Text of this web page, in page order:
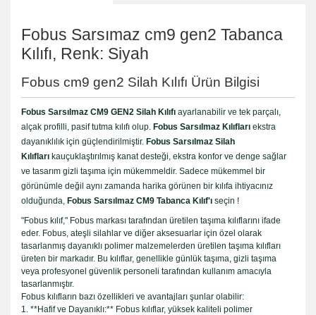
Fobus Sarsımaz cm9 gen2 Tabanca
Kılıfı, Renk: Siyah
Fobus cm9 gen2 Silah Kılıfı Ürün Bilgisi
Fobus Sarsılmaz CM9 GEN2 Silah Kılıfı ayarlanabilir ve tek parçalı,
alçak profilli, pasif tutma kılıfı olup. Fobus Sarsılmaz Kılıfları ekstra
dayanıklılık için güçlendirilmiştir. Fobus Sarsılmaz Silah
Kılıfları kauçuklaştırılmış kanat desteği, ekstra konfor ve denge sağlar
ve tasarım gizli taşıma için mükemmeldir. Sadece mükemmel bir
görünümle değil aynı zamanda harika görünen bir kılıfa ihtiyacınız
olduğunda, Fobus Sarsılmaz CM9 Tabanca Kılıf'ı seçin !
"Fobus kılıf," Fobus markası tarafından üretilen taşıma kılıflarını ifade
eder. Fobus, ateşli silahlar ve diğer aksesuarlar için özel olarak
tasarlanmış dayanıklı polimer malzemelerden üretilen taşıma kılıfları
üreten bir markadır. Bu kılıflar, genellikle günlük taşıma, gizli taşıma
veya profesyonel güvenlik personeli tarafından kullanım amacıyla
tasarlanmıştır.
Fobus kılıfların bazı özellikleri ve avantajları şunlar olabilir:
1. **Hafif ve Dayanıklı:** Fobus kılıflar, yüksek kaliteli polimer